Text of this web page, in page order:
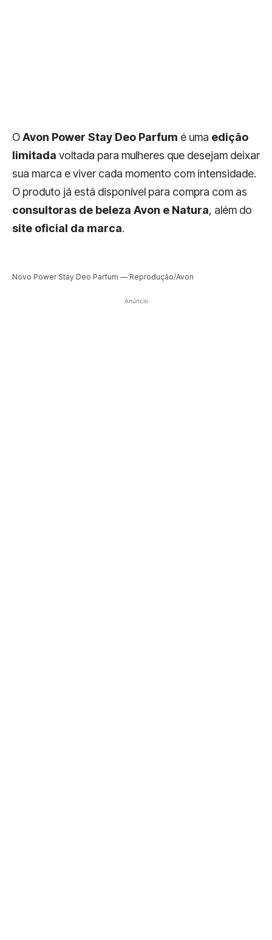
OAvon Power Stay Deo Parfum é uma edição
limitada voltada para mulheres que desejam deixar
sua marca e viver cada momento com intensidade.
O produto já está disponível para compra com as
consultoras de beleza Avon e Natura, além do
site oficial da marca.
Novo Power Stay Deo Parfum — Reprodução/Avon
Anúncio